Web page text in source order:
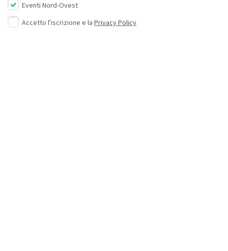
Eventi Nord-Ovest
Accetto l'iscrizione e la Privacy Policy